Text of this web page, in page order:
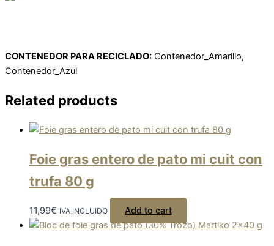
CONTENEDOR PARA RECICLADO: Contenedor_Amarillo,
Contenedor_Azul
Related products
Foie gras entero de pato mi cuit con
trufa 80 g
11,99€ IVA INCLUIDO Add to cart